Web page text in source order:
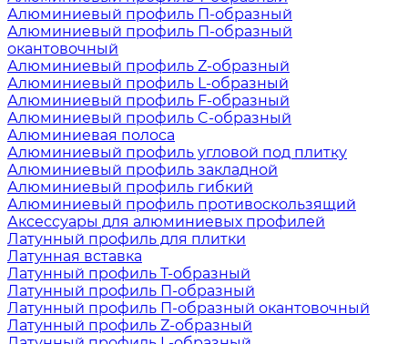
Алюминиевый профиль П-образный
Алюминиевый профиль П-образный
окантовочный
Алюминиевый профиль Z-образный
Алюминиевый профиль L-образный
Алюминиевый профиль F-образный
Алюминиевый профиль C-образный
Алюминиевая полоса
Алюминиевый профиль угловой под плитку
Алюминиевый профиль закладной
Алюминиевый профиль гибкий
Алюминиевый профиль противоскользящий
Аксессуары для алюминиевых профилей
Латунный профиль для плитки
Латунная вставка
Латунный профиль Т-образный
Латунный профиль П-образный
Латунный профиль П-образный окантовочный
Латунный профиль Z-образный